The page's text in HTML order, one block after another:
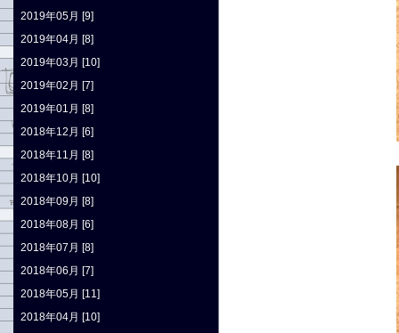
2019年05月 [9]
2019年04月 [8]
2019年03月 [10]
2019年02月 [7]
2019年01月 [8]
2018年12月 [6]
2018年11月 [8]
2018年10月 [10]
2018年09月 [8]
2018年08月 [6]
2018年07月 [8]
2018年06月 [7]
2018年05月 [11]
2018年04月 [10]